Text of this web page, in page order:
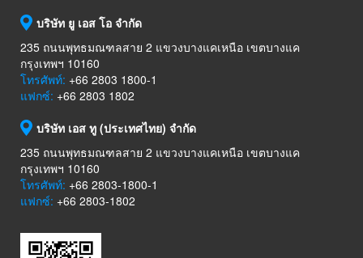
บริษัท ยู เอส โอ จำกัด
235 ถนนพุทธมณฑลสาย 2 แขวงบางแคเหนือ เขตบางแค
กรุงเทพฯ 10160
โทรศัพท์: +66 2803 1800-1
แฟกซ์: +66 2803 1802
บริษัท เอส ทู (ประเทศไทย) จำกัด
235 ถนนพุทธมณฑลสาย 2 แขวงบางแคเหนือ เขตบางแค
กรุงเทพฯ 10160
โทรศัพท์: +66 2803-1800-1
แฟกซ์: +66 2803-1802